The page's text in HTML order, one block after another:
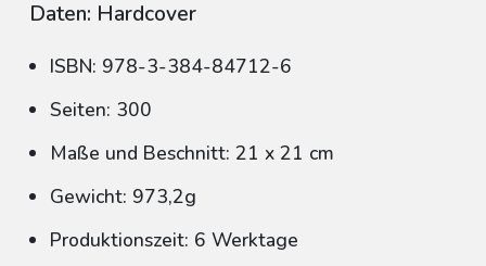
Daten: Hardcover
ISBN: 978-3-384-84712-6
Seiten: 300
Maße und Beschnitt: 21 x 21 cm
Gewicht: 973,2g
Produktionszeit: 6 Werktage